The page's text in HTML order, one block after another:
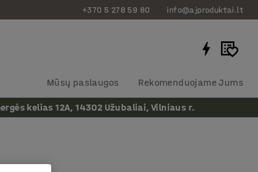
+370 5 278 59 80 info@ajproduktai.lt
Mūsų paslaugos Rekomenduojame Jums
kelias 12A, 14302 Užubaliai, Vilniaus r.